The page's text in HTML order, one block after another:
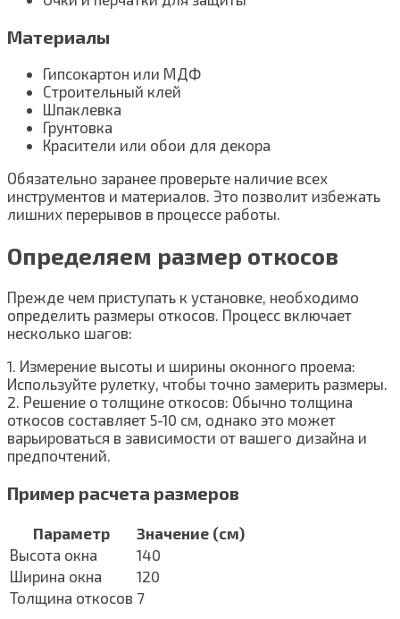
Материалы
Гипсокартон или МДФ
Строительный клей
Шпаклевка
Грунтовка
Красители или обои для декора
Обязательно заранее проверьте наличие всех
инструментов и материалов. Это позволит избежать
лишних перерывов в процессе работы.
Определяем размер откосов
Прежде чем приступать к установке, необходимо
определить размеры откосов. Процесс включает
несколько шагов:
1. Измерение высоты и ширины оконного проема:
Используйте рулетку, чтобы точно замерить размеры.
2. Решение о толщине откосов: Обычно толщина
откосов составляет 5-10 см, однако это может
варьироваться в зависимости от вашего дизайна и
предпочтений.
Пример расчета размеров
Параметр
Значение (см)
Высота окна
140
Ширина окна
120
Толщина откосов 7